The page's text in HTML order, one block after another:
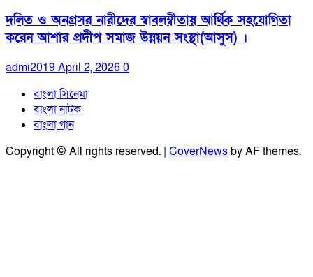
দলিত ও অনগ্রসর নারীদের স্বাবলম্বীতায় আর্থিক সহযোগিতা
করেন আশার প্রদীপ সমাজ উন্নয়ন সংস্থা(আসুস) ।
admi2019April 2, 20260
বাংলা সিনেমা
বাংলা নাটক
বাংলা গান
Copyright © All rights reserved. | CoverNewsby AF themes.